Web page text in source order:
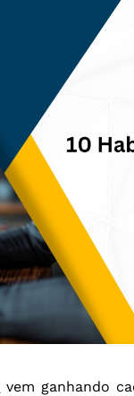
vem ganhando